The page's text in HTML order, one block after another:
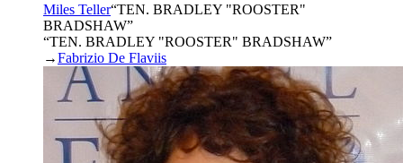
Miles Teller“TEN. BRADLEY "ROOSTER"
BRADSHAW”
“TEN. BRADLEY "ROOSTER" BRADSHAW”
→Fabrizio De Flaviis